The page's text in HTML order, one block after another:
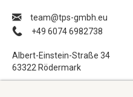
ue.hbmg-spt@maet
+49 6074 6982738
Albert-Einstein-Straße 34
63322 Rödermark